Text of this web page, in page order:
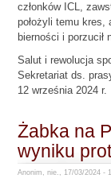
członków ICL,
położyli temu kres,
bierności i porzucił
Salut i rewolucja
Sekretariat ds.
12 września 2024 r.
Żabka na
wyniku
Anonim, nie., 17/03/2024 -